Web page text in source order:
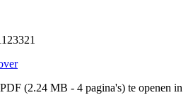
(2.24 MB - 4 pagina's) te openen in